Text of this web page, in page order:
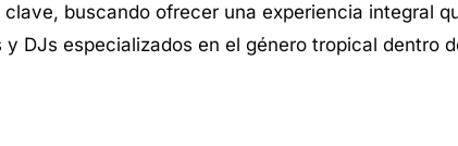
buscando ofrecer una experiencia integral
DJs especializados en el género tropical dentro